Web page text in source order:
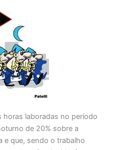
horas laboradas no período
de 20% sobre a
e que, sendo o trabalho